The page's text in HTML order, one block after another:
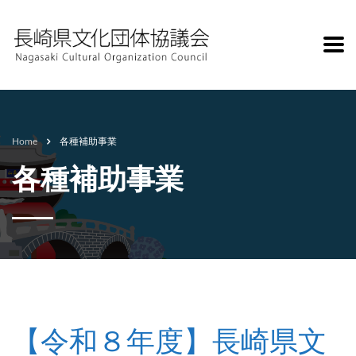
Home 各種補助事業
各種補助事業
【令和８年度】長崎県文